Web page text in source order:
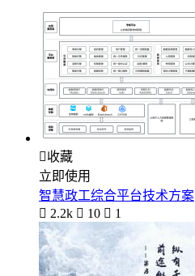
收藏
立即使用
智慧政工综合平台技术方案
 2.2k  10  1